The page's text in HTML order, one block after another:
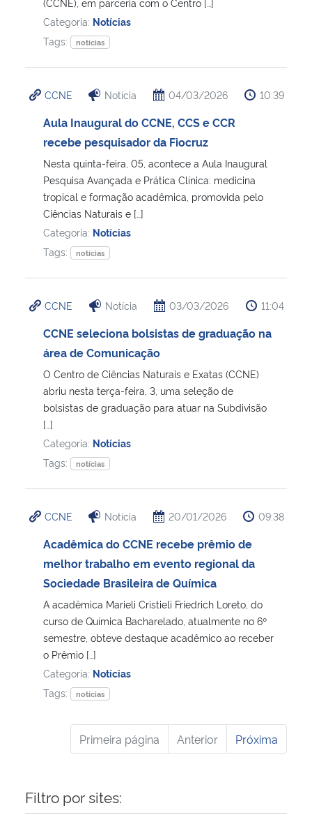
Categoria: Notícias
Tags:
notícias
CCNE Notícia 04/03/2026 10:39
Aula Inaugural do CCNE, CCS e CCR
recebe pesquisador da Fiocruz
Nesta quinta-feira, 05, acontece a Aula Inaugural
Pesquisa Avançada e Prática Clínica: medicina
tropical e formação acadêmica, promovida pelo
Ciências Naturais e […]
Categoria: Notícias
Tags:
notícias
CCNE Notícia 03/03/2026 11:04
CCNE seleciona bolsistas de graduação na
área de Comunicação
O Centro de Ciências Naturais e Exatas (CCNE)
abriu nesta terça-feira, 3, uma seleção de
bolsistas de graduação para atuar na Subdivisão
[…]
Categoria: Notícias
Tags:
notícias
CCNE Notícia 20/01/2026 09:38
Acadêmica do CCNE recebe prêmio de
melhor trabalho em evento regional da
Sociedade Brasileira de Química
A acadêmica Marieli Cristieli Friedrich Loreto, do
curso de Química Bacharelado, atualmente no 6º
semestre, obteve destaque acadêmico ao receber
o Prêmio […]
Categoria: Notícias
Tags:
notícias
Primeira página Anterior Próxima
Filtro por sites: